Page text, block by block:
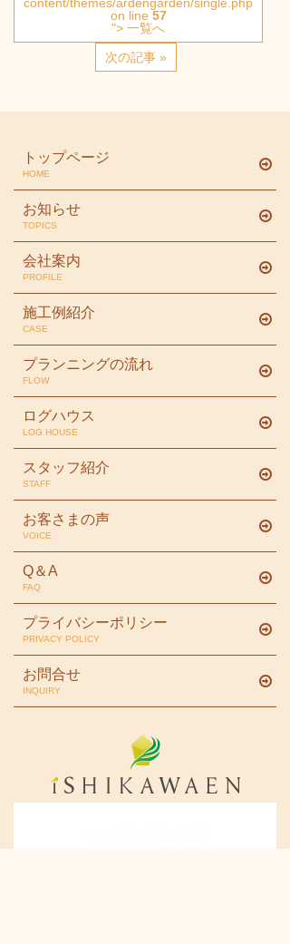
on line 57
"> 一覧へ
次の記事 »
トップページ
HOME
お知らせ
TOPICS
会社案内
PROFILE
施工例紹介
CASE
プランニングの流れ
FLOW
ログハウス
LOG HOUSE
スタッフ紹介
STAFF
お客さまの声
VOICE
Q＆A
FAQ
プライバシーポリシー
PRIVACY POLICY
お問合せ
INQUIRY